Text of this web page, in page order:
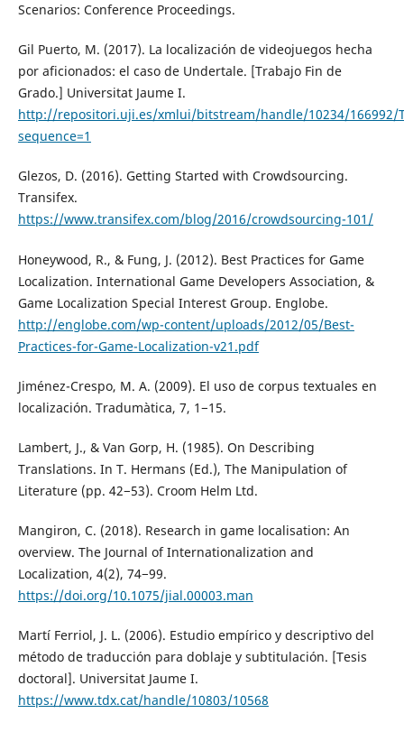
Scenarios: Conference Proceedings.
Gil Puerto, M. (2017). La localización de videojuegos hecha
por aficionados: el caso de Undertale. [Trabajo Fin de
Grado.] Universitat Jaume I.
http://repositori.uji.es/xmlui/bitstream/handle/10234/166992/
sequence=1
Glezos, D. (2016). Getting Started with Crowdsourcing.
Transifex.
https://www.transifex.com/blog/2016/crowdsourcing-101/
Honeywood, R., & Fung, J. (2012). Best Practices for Game
Localization. International Game Developers Association, &
Game Localization Special Interest Group. Englobe.
http://englobe.com/wp-content/uploads/2012/05/Best-
Practices-for-Game-Localization-v21.pdf
Jiménez-Crespo, M. A. (2009). El uso de corpus textuales en
localización. Tradumàtica, 7, 1−15.
Lambert, J., & Van Gorp, H. (1985). On Describing
Translations. In T. Hermans (Ed.), The Manipulation of
Literature (pp. 42−53). Croom Helm Ltd.
Mangiron, C. (2018). Research in game localisation: An
overview. The Journal of Internationalization and
Localization, 4(2), 74−99.
https://doi.org/10.1075/jial.00003.man
Martí Ferriol, J. L. (2006). Estudio empírico y descriptivo del
método de traducción para doblaje y subtitulación. [Tesis
doctoral]. Universitat Jaume I.
https://www.tdx.cat/handle/10803/10568